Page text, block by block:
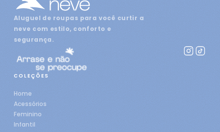
Aluguel de roupas para você curtir a
neve com estilo, conforto e
segurança.
COLEÇÕES
Home
Acessórios
Feminino
Infantil